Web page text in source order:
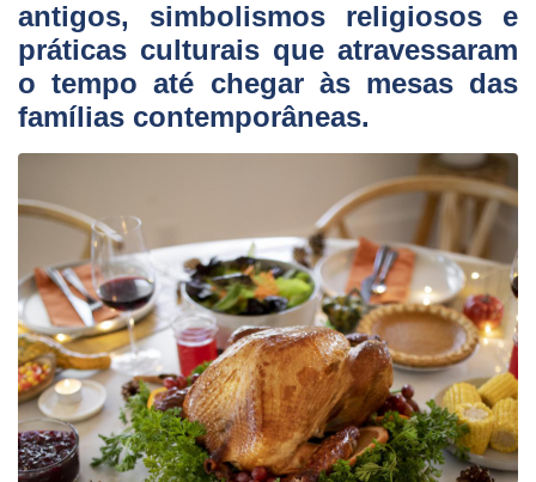
antigos, simbolismos religiosos e
práticas culturais que atravessaram
o tempo até chegar às mesas das
famílias contemporâneas.